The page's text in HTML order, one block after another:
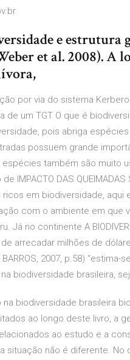
e estrutura
et al. 2008).
por via do sistema
de um TGT O que é
pois abriga
possuem grande
também são muito
IMPACTO DAS QUEIMADAS
em biodiversidade,
com o ambiente em que
Já no continente A
arrecadar milhões de
BARROS, 2007, p.58)
biodiversidade brasileira,
biodiversidade brasileira
ao longo deste livro, a
ao estudo e a
situação não é diferente.